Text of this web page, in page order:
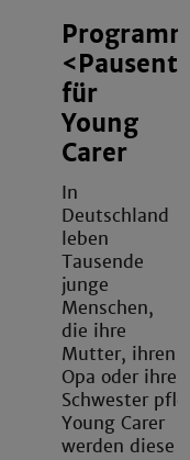
für
Young
Carer
In
Deutschland
leben
Tausende
junge
Menschen,
die ihre
Mutter, ihren
Opa oder ihre
Schwester
Young Carer
werden diese